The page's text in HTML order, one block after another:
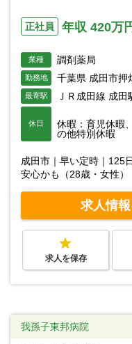
正社員 年収 420万
業種 調剤薬局
勤務地 千葉県 成田市押
最寄駅 ＪＲ成田線 成田
休日
休暇：育児休暇
の他特別休暇
成田市｜早い定時｜125
安心かも（28歳・女性）
求人情
求人を保存
我孫子東邦病院